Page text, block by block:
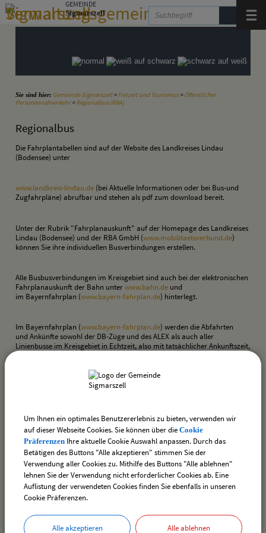
Zum Inhalt zur Navigationoder springen.
GEMEINDE
Sigmarszell
Sie sind hier: Gemeinde Sigmarszell>Freizeit und Tourismus>Öffentlicher
Personennahverkehr>Regionalbus (RBA)
Regionalbus
Die Fahrplantabellen sind auf der Website des Landkreises Lindau
(Bodensee) unter
www.landkreis-lindau.de(bei Aktuelle Informationen oder bei Bus-und
Zugfahrpläne) abrufbar und stehen als pdf zum download bereit.
Unter der Rubrik "Fahrplanauskunft" auf der Homepage des Landkreises
Lindau (Bodensee) und der RBA GmbH (www.mobilitaetsverbund.de)
können Sie ihre individuellen Busverbindungen erstellen.
Alle Busbusverbindungen im Kreisgebiet sind auch bei der elektronischen
Fahrplanauskunft der Bahn unterwww.bahn.deund
im Bayernfahrplan (www.bayern-fahrplan.de) hinterlegt.
Im Bayernfahrplan (www.bayern-fahrplan.de) werden die Abfahrten
und Ankünfte sowohl der DB-Züge und des ALEX als auch aller
Linienbusse im Kreisgebiet in Echtzeit, also mit tatsächlicher Ankunftszeit,
Streckennavigation gewählt werden. Auch der adressscharfe
Streckenverlauf läßt sich anzeigen. Den Bayernfahrplan gibt es auch als
Auf den Fahrplanaushängen an den Haltestellen ist jeweils ein QR-Code
angebracht, mit dem die Echtzeitlage der einzelnen Busse direkt vor Ort
abgefragt werden kann.
Um Ihnen ein optimales Benutzererlebnis zu bieten, verwenden wir
auf dieser Webseite Cookies. Sie können über die Cookie
Präferenzen Ihre aktuelle Cookie Auswahl anpassen. Durch das
Betätigen des Buttons "Alle akzeptieren" stimmen Sie der
Verwendung aller Cookies zu. Mithilfe des Buttons "Alle ablehnen"
lehnen Sie der Verwendung nicht erforderlicher Cookies ab. Eine
Auflistung der verwendeten Cookies finden Sie ebenfalls in unseren
Cookie Präferenzen.
Alle akzeptieren Alle ablehnen